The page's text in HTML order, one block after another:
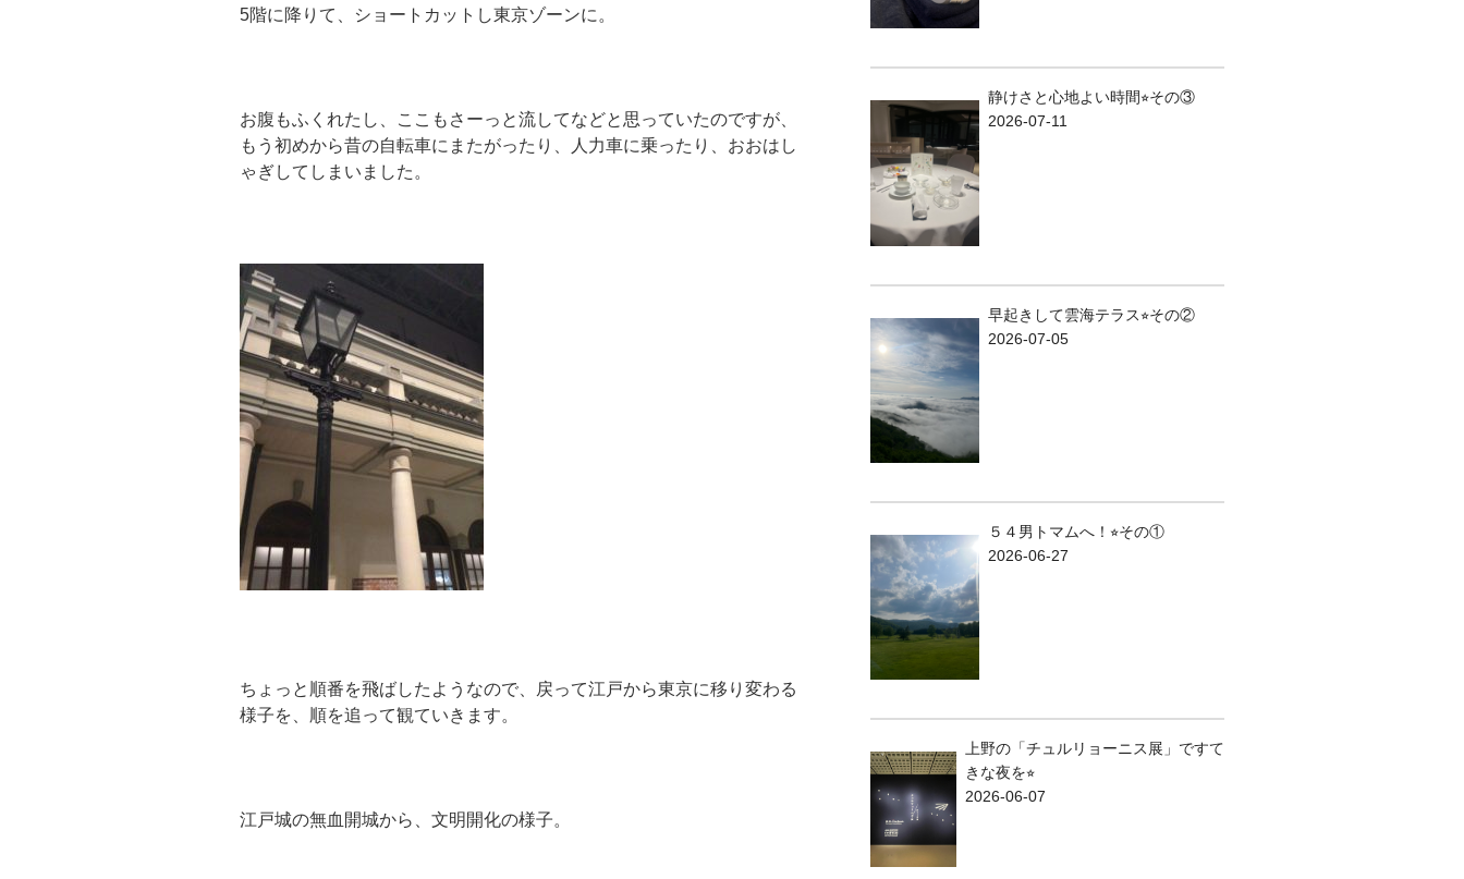
5階に降りて、ショートカットし東京ゾーンに。
お腹もふくれたし、ここもさーっと流してなどと思っていたのですが、
もう初めから昔の自転車にまたがったり、人力車に乗ったり、おおはし
ゃぎしてしまいました。
ちょっと順番を飛ばしたようなので、戻って江戸から東京に移り変わる
様子を、順を追って観ていきます。
江戸城の無血開城から、文明開化の様子。
静けさと心地よい時間⭐︎その③
2026-07-11
早起きして雲海テラス⭐︎その②
2026-07-05
５４男トマムへ！⭐︎その①
2026-06-27
上野の「チュルリョーニス展」ですて
きな夜を⭐︎
2026-06-07